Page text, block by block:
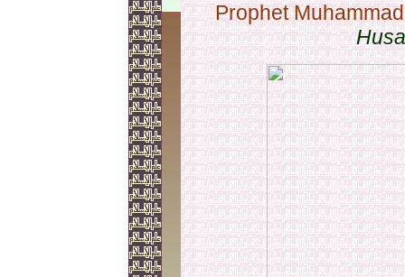
Prophet